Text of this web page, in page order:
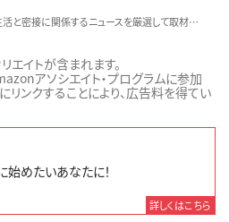
夕方ニュースの新機軸！あなたの生活と密接に関係するニュースを厳選して取材。他とは違う視点と切り口でいち早くお伝えします！
エイトが含まれます。
アソシエイト・プログラムに参加
リンクすることにより、広告料を得てい
始めたいあなたに！
詳しくはこちら